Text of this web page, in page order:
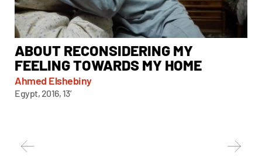
ABOUT RECONSIDERING MY
FEELING TOWARDS MY HOME
Ahmed Elshebiny
Egypt, 2016, 13’